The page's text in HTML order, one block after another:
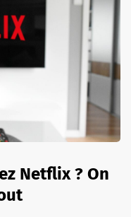
Netflix ? On